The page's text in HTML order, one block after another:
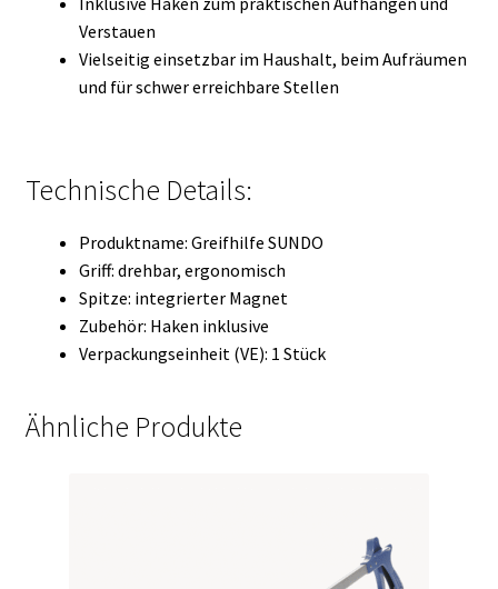
Verstauen
Vielseitig einsetzbar im Haushalt, beim Aufräumen
und für schwer erreichbare Stellen
Technische Details:
Produktname: Greifhilfe SUNDO
Griff: drehbar, ergonomisch
Spitze: integrierter Magnet
Zubehör: Haken inklusive
Verpackungseinheit (VE): 1 Stück
Ähnliche Produkte